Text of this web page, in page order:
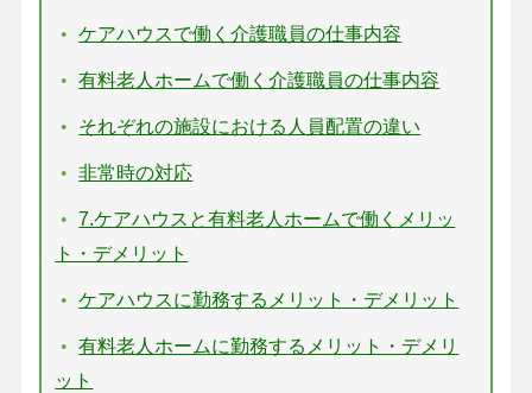
ケアハウスで働く介護職員の仕事内容
有料老人ホームで働く介護職員の仕事内容
それぞれの施設における人員配置の違い
非常時の対応
7.ケアハウスと有料老人ホームで働くメリッ
ト・デメリット
ケアハウスに勤務するメリット・デメリット
有料老人ホームに勤務するメリット・デメリ
ット